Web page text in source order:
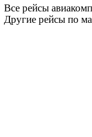
Все рейсы
Другие рейсы по